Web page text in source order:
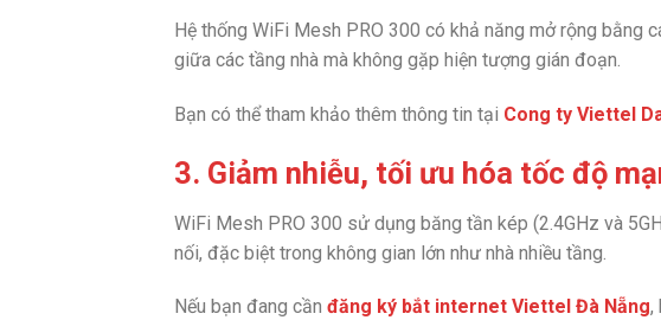
Hệ thống WiFi Mesh PRO 300 có khả năng mở rộng bằng
giữa các tầng nhà mà không gặp hiện tượng gián đoạn.
Bạn có thể tham khảo thêm thông tin tại Cong ty Viettel
3. Giảm nhiễu, tối ưu hóa tốc độ
WiFi Mesh PRO 300 sử dụng băng tần kép (2.4GHz và
nối, đặc biệt trong không gian lớn như nhà nhiều tầng.
Nếu bạn đang cần đăng ký bắt internet Viettel Đà Nẵng,